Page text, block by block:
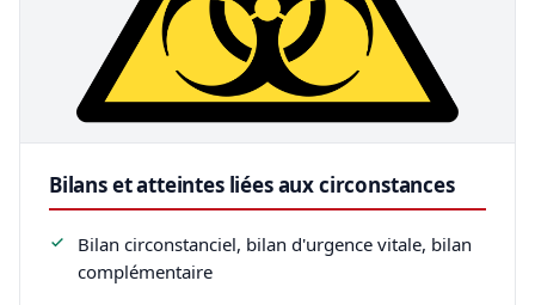
Bilans et atteintes liées aux circonstances
Bilan circonstanciel, bilan d'urgence vitale, bilan
complémentaire